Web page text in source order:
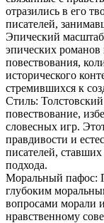
отразились в его
писателей,
Эпический
эпических
повествования,
исторического
стремившихся к
Стиль:
повествование,
словесных игр.
правдивости и
писателей, ставших
подхода.
Моральный пафос:
глубоким
вопросами морали
нравственному